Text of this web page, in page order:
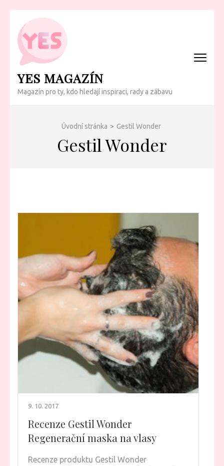
Přeskočit
obsah
(Enter)
YES MAGAZÍN
Magazín pro ty, kdo hledají inspiraci, rady a zábavu
Úvodní stránka > Gestil Wonder
Gestil Wonder
9. 10. 2017
Recenze Gestil Wonder
Regenerační maska na vlasy
Recenze produktu Gestil Wonder